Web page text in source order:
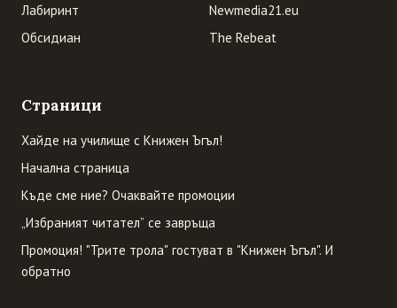
Лабиринт
Обсидиан
Newmedia21.eu
The Rebeat
Страници
Хайде на училище с Книжен Ъгъл!
Начална страница
Къде сме ние? Очаквайте промоции
„Избраният читател” се завръща
Промоция! "Трите трола" гостуват в "Книжен Ъгъл". И
обратно